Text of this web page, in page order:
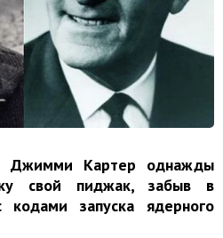
Джимми Картер однажды
свой пиджак, забыв в
кодами запуска ядерного